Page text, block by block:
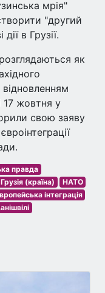
мрія"
"другий
в Грузії.
як
відновленням
17 жовтня у
свою заяву
правда
Грузія (країна)
НАТО
інтеграція